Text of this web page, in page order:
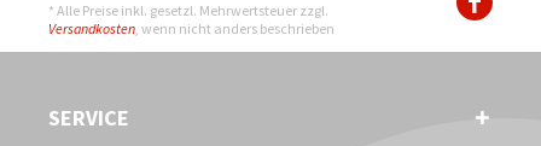
* Alle Preise inkl. gesetzl. Mehrwertsteuer zzgl.
Versandkosten, wenn nicht anders beschrieben
SERVICE